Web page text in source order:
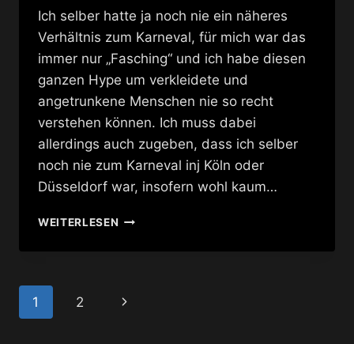
Ich selber hatte ja noch nie ein näheres
Verhältnis zum Karneval, für mich war das
immer nur „Fasching“ und ich habe diesen
ganzen Hype um verkleidete und
angetrunkene Menschen nie so recht
verstehen können. Ich muss dabei
allerdings auch zugeben, dass ich selber
noch nie zum Karneval inj Köln oder
Düsseldorf war, insofern wohl kaum…
WEITERLESENDRAG
CARNEVAL
Seitennavigation
1 2
Nächste